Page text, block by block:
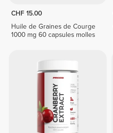
CHF 15.00
Huile de Graines de Courge
1000 mg 60 capsules molles